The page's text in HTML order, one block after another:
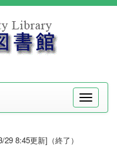
メ
ニ
8:45更新]（終了）